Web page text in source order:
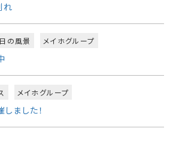
れ
の風景 メイホグループ
メイホグループ
ました！